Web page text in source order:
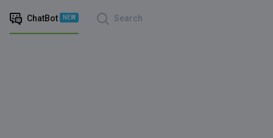
ChatBot NEW Search